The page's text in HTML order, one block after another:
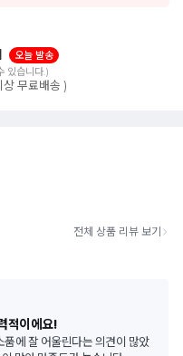
오늘 발송
있습니다.)
무료배송 )